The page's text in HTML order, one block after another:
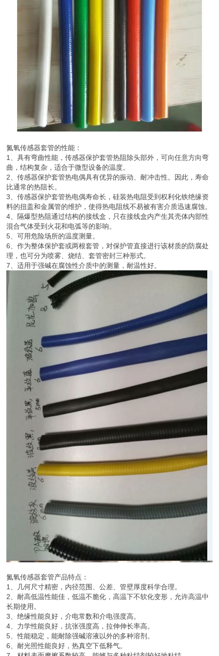
氮氧传感器套管的性能：
1、具有弯曲性能，传感器保护套管热阻除头部外，可向任意方向弯
曲，结构复杂，适合于微型设备的温度。
2、传感器保护套管热电偶具有优异的振动、耐冲击性。因此，寿命
比通常的热阻长。
3、传感器保护套管热电偶寿命长，硅装热电阻受到权利化铁绝缘资
料的扭盖和金属管的维护，使得热电阻线不易被有害介质迅速腐蚀。
4、隔爆型热阻通过结构的接线盒，只在接线盒内产生其壳体内部性
混合气体受到火花和电弧等的影响。
5、可用危险场所的温度测量。
6、作为整体保护套或两根套管，对保护管直接进行该材质的防腐处
理，也可分为喷雾、烧结、套管密封三种形式。
7、适用于强碱在腐蚀性介质中的测量，耐温性好。
氮氧传感器套管产品特点：
1、几何尺寸精密，内径范围、公差、管壁厚度科学合理。
2、耐高低温性能佳，低温不脆化，高温下不软化变形，允许高温中
长期使用。
3、绝缘性能良好，介电常数和介电强度高。
4、力学性能良好，抗张强度高，拉伸伸长率高。
5、性能稳定，能耐除强碱溶液以外的多种溶剂。
6、耐光照性能良好，热真空下低释气。